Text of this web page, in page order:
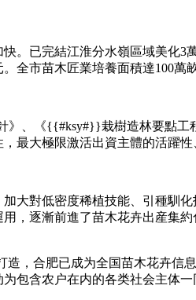
。已完結江淮分水嶺區域美化
全市苗木匠業培養面積達100萬
、《{{#ksy#}}栽樹造林要點
最大極限激活出資主體的活躍性
大對低密度稀植技能、引種馴
，逐漸前進了苗木花卉出産集
造，合肥已成为全国苗木花卉
包含农户在内的各类社会主体一